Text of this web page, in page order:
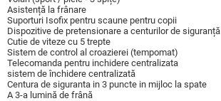
Asistență la frânare
Suporturi Isofix pentru scaune pentru copii
Dispozitive de pretensionare a centurilor de siguranță
Cutie de viteze cu 5 trepte
Sistem de control al croazierei (tempomat)
Telecomanda pentru inchidere centralizata
sistem de închidere centralizată
Centura de siguranta in 3 puncte in mijloc la spate
A 3-a lumină de frână